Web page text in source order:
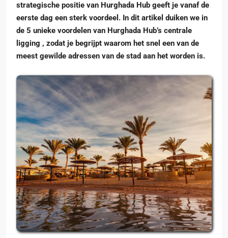
strategische positie van Hurghada Hub geeft je vanaf de
eerste dag een sterk voordeel. In dit artikel duiken we in
de 5 unieke voordelen van Hurghada Hub’s centrale
ligging , zodat je begrijpt waarom het snel een van de
meest gewilde adressen van de stad aan het worden is.